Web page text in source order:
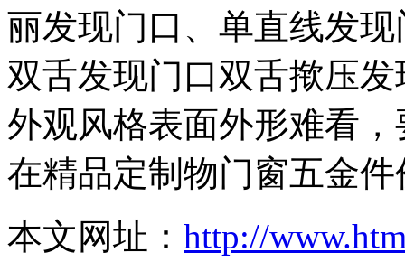
丽发现门口、单直线发
双舌发现门口双舌揿压
外观风格表面外形难看
在精品定制物门窗五金件
本文网址： http://